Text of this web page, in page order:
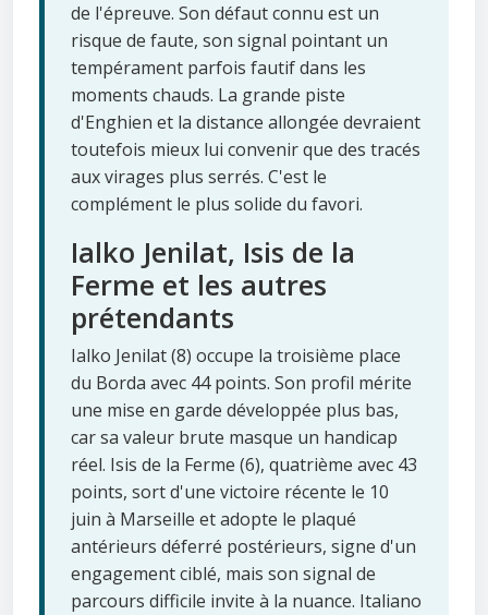
de l'épreuve. Son défaut connu est un
risque de faute, son signal pointant un
tempérament parfois fautif dans les
moments chauds. La grande piste
d'Enghien et la distance allongée devraient
toutefois mieux lui convenir que des tracés
aux virages plus serrés. C'est le
complément le plus solide du favori.
Ialko Jenilat, Isis de la
Ferme et les autres
prétendants
Ialko Jenilat (8) occupe la troisième place
du Borda avec 44 points. Son profil mérite
une mise en garde développée plus bas,
car sa valeur brute masque un handicap
réel. Isis de la Ferme (6), quatrième avec 43
points, sort d'une victoire récente le 10
juin à Marseille et adopte le plaqué
antérieurs déferré postérieurs, signe d'un
engagement ciblé, mais son signal de
parcours difficile invite à la nuance. Italiano